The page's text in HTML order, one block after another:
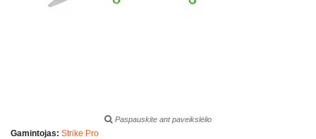
Paspauskite ant paveikslėlio
Gamintojas: Strike Pro